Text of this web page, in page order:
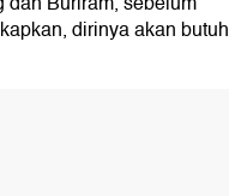
dirinya akan butuh